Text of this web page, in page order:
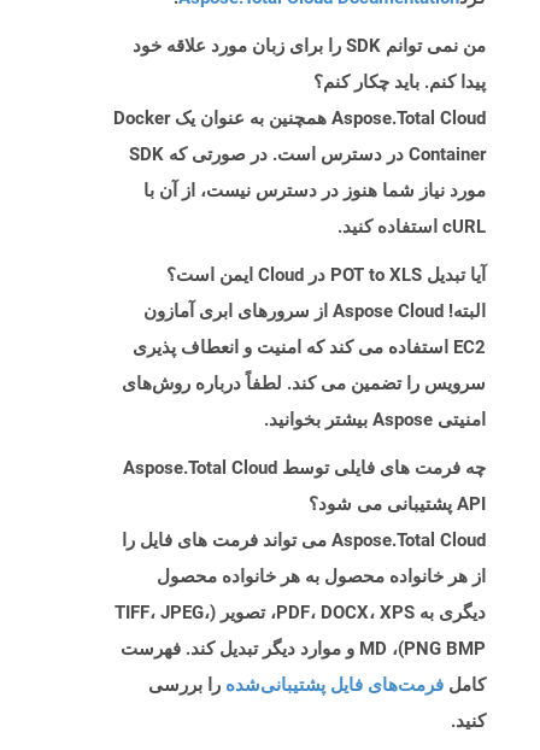
من نمی توانم SDK را برای زبان مورد علاقه خود
پیدا کنم. باید چکار کنم؟
Aspose.Total Cloud همچنین به عنوان یک Docker
Container در دسترس است. در صورتی که SDK
مورد نیاز شما هنوز در دسترس نیست، از آن با
cURL استفاده کنید.
آیا تبدیل POT to XLS در Cloud ایمن است؟
البته! Aspose Cloud از سرورهای ابری آمازون
EC2 استفاده می کند که امنیت و انعطاف پذیری
سرویس را تضمین می کند. لطفاً درباره روش‌های
امنیتی Aspose بیشتر بخوانید.
چه فرمت های فایلی توسط Aspose.Total Cloud
API پشتیبانی می شود؟
Aspose.Total Cloud می تواند فرمت های فایل را
از هر خانواده محصول به هر خانواده محصول
دیگری به PDF، DOCX، XPS، تصویر (TIFF، JPEG،
PNG BMP)، MD و موارد دیگر تبدیل کند. فهرست
کامل فرمت‌های فایل پشتیبانی‌شده را بررسی
کنید.